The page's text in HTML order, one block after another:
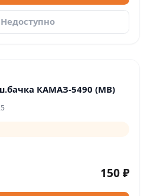
Недоступно
КАМАЗ-5490 (МВ)
150 ₽